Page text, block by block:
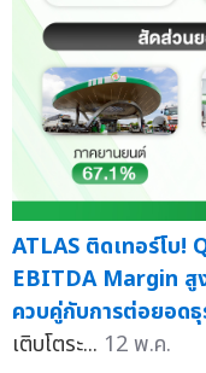
ATLAS ติดเทอร์โบ!
EBITDA Margin สู
ควบคู่กับการต่อยอด
เติบโตระ... 12 พ.ค.